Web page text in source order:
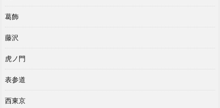
葛飾
藤沢
虎ノ門
表参道
西東京